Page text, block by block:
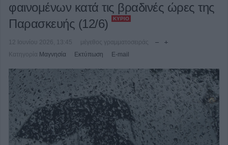
φαινομένων κατά τις βραδινές ώρες της
Παρασκευής (12/6)
ΚΎΡΙΟ
12 Ιουνίου 2026, 13:45
μέγεθος γραμματοσειράς
Κατηγορία Μαγνησία Εκτύπωση E-mail